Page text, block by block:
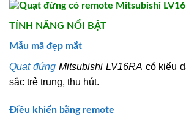
TÍNH NĂNG NỔI BẬT
Mẫu mã đẹp mắt
Quạt đứngMitsubishi LV16RA có kiểu
sắc trẻ trung, thu hút.
Điều khiển bằng remote